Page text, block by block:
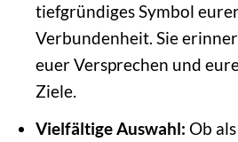
tiefgründiges Symbol
Verbundenheit. Sie
euer Versprechen und
Ziele.
Vielfältige Auswahl: Ob